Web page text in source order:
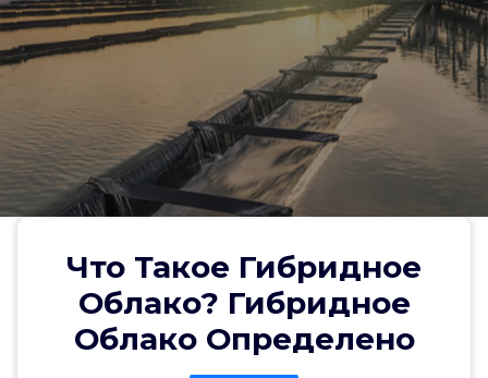
Что Такое Гибридное
Облако? Гибридное
Облако Определено